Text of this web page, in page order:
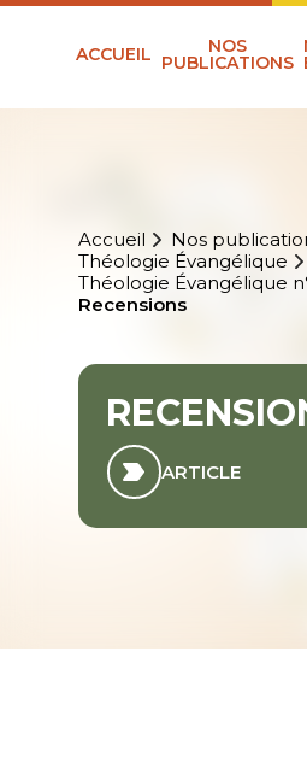
ACCUEIL NOS
PUBLICATIONS
Accueil
Nos
Théologie Évangélique
Théologie Évangélique
Recensions
ARTICLE